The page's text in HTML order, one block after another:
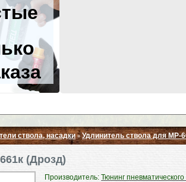
ствола, насадки»Удлинитель ствола для МР-
(Дрозд)
Производитель: Тюнинг